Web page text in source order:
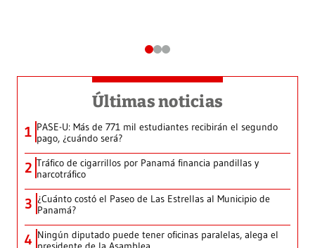
Últimas noticias
1 PASE-U: Más de 771 mil estudiantes recibirán el segundo
pago, ¿cuándo será?
2 Tráfico de cigarrillos por Panamá financia pandillas y
narcotráfico
3 ¿Cuánto costó el Paseo de Las Estrellas al Municipio de
Panamá?
4 Ningún diputado puede tener oficinas paralelas, alega el